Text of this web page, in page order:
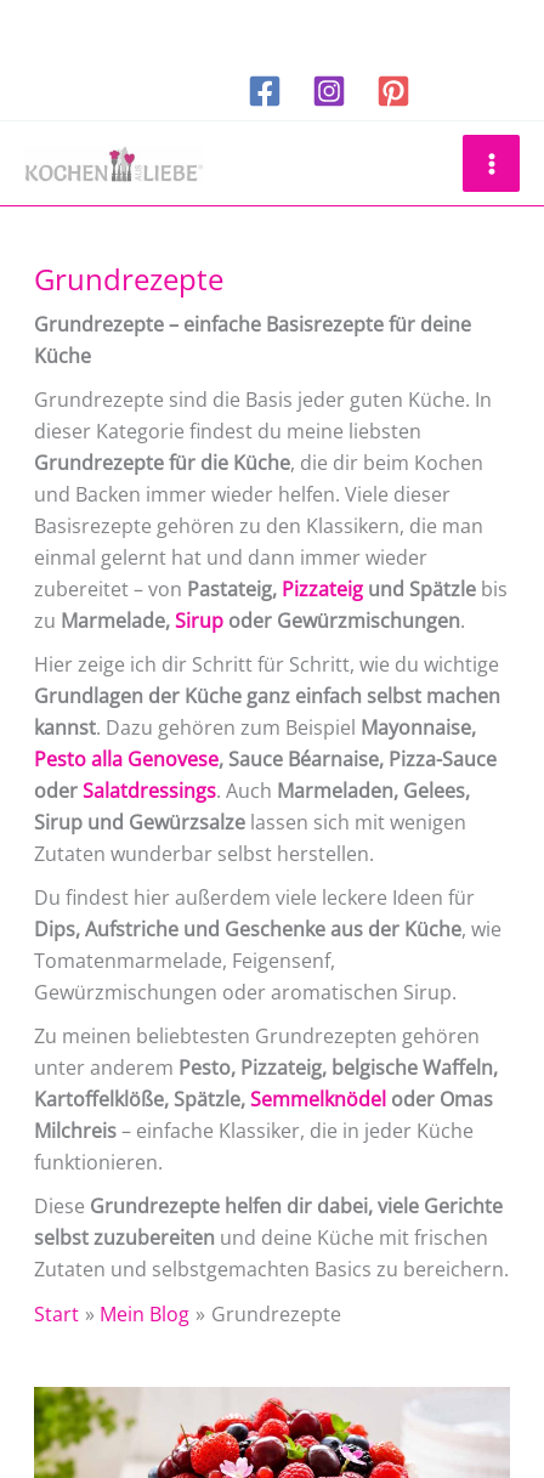
Grundrezepte
Grundrezepte – einfache Basisrezepte für deine
Küche
Grundrezepte sind die Basis jeder guten Küche. In
dieser Kategorie findest du meine liebsten
Grundrezepte für die Küche, die dir beim Kochen
und Backen immer wieder helfen. Viele dieser
Basisrezepte gehören zu den Klassikern, die man
einmal gelernt hat und dann immer wieder
zubereitet – von Pastateig, Pizzateigund Spätzlebis
zu Marmelade,Sirupoder Gewürzmischungen.
Hier zeige ich dir Schritt für Schritt, wie du wichtige
Grundlagen der Küche ganz einfach selbst machen
kannst. Dazu gehören zum Beispiel Mayonnaise,
Pesto alla Genovese, Sauce Béarnaise, Pizza-Sauce
oderSalatdressings. Auch Marmeladen, Gelees,
Sirup und Gewürzsalzelassen sich mit wenigen
Zutaten wunderbar selbst herstellen.
Du findest hier außerdem viele leckere Ideen für
Dips, Aufstriche und Geschenke aus der Küche, wie
Tomatenmarmelade, Feigensenf,
Gewürzmischungen oder aromatischen Sirup.
Zu meinen beliebtesten Grundrezepten gehören
unter anderem Pesto, Pizzateig, belgische Waffeln,
Kartoffelklöße, Spätzle,Semmelknödeloder Omas
Milchreis– einfache Klassiker, die in jeder Küche
funktionieren.
Diese Grundrezepte helfen dir dabei, viele Gerichte
selbst zuzubereiten und deine Küche mit frischen
Zutaten und selbstgemachten Basics zu bereichern.
Start
Mein Blog Grundrezepte